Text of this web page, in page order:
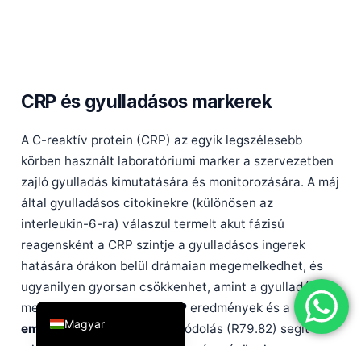
CRP és gyulladásos markerek
A C-reaktív protein (CRP) az egyik legszélesebb
körben használt laboratóriumi marker a szervezetben
zajló gyulladás kimutatására és monitorozására. A máj
által gyulladásos citokinekre (különösen az
interleukin-6-ra) válaszul termelt akut fázisú
reagensként a CRP szintje a gyulladásos ingerek
hatására órákon belül drámaian megemelkedhet, és
ugyanilyen gyorsan csökkenhet, amint a gyulladás
megszűnik.
emelkedett CRP eredmények és a
emelkedett CRP ICD-10
A kódolás (R79.82) segít
Magyar
English
Deutsch
العربية
Français
עִבְרִית
Italiano
Español
Português